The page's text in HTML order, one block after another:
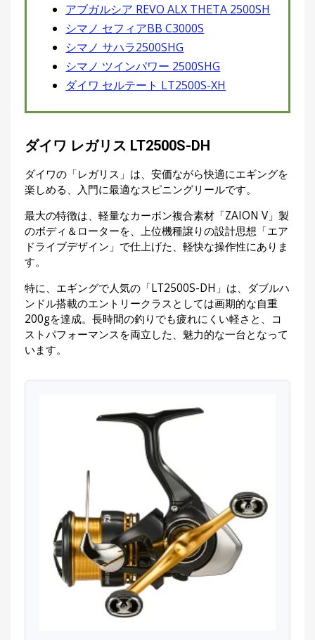
アブガルシア REVO ALX THETA 2500SH
シマノ セフィアBB C3000S
シマノ サハラ2500SHG
シマノ ツインパワー 2500SHG
ダイワ セルテート LT2500S-XH
ダイワ レガリス LT2500S-DH
ダイワの「レガリス」は、安価ながら快適にエギングを
楽しめる、入門に最適なスピニングリールです。
最大の特徴は、軽量なカーボン複合素材「ZAION V」製
のボディ＆ローターを、上位機種譲りの設計思想「エア
ドライブデザイン」で仕上げた、軽快な操作性にありま
す。
特に、エギングで人気の「LT2500S-DH」は、ダブルハ
ンドル搭載のエントリークラスとしては画期的な自重
200gを達成。長時間の釣りでも疲れにくい軽さと、コ
ストパフォーマンスを両立した、魅力的な一台となって
います。